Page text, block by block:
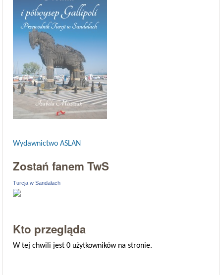
Wydawnictwo ASLAN
Zostań fanem TwS
Turcja w Sandałach
Kto przegląda
W tej chwili jest 0 użytkowników na stronie.